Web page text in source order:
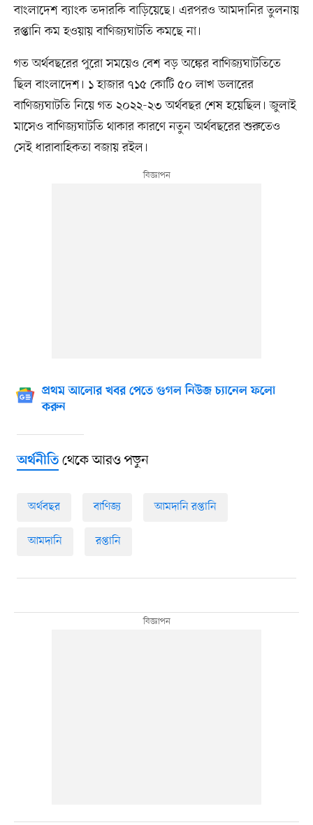
বাংলাদেশ ব্যাংক তদারকি বাড়িয়েছে। এরপরও আমদানির তুলনায়
রপ্তানি কম হওয়ায় বাণিজ্যঘাটতি কমছে না।
গত অর্থবছরের পুরো সময়েও বেশ বড় অঙ্কের বাণিজ্যঘাটতিতে
ছিল বাংলাদেশ। ১ হাজার ৭১৫ কোটি ৫০ লাখ ডলারের
বাণিজ্যঘাটতি নিয়ে গত ২০২২-২৩ অর্থবছর শেষ হয়েছিল। জুলাই
মাসেও বাণিজ্যঘাটতি থাকার কারণে নতুন অর্থবছরের শুরুতেও
সেই ধারাবাহিকতা বজায় রইল।
প্রথম আলোর খবর পেতে গুগল নিউজ চ্যানেল ফলো
করুন
অর্থনীতিথেকে আরও পড়ুন
অর্থবছর বাণিজ্য আমদানি রপ্তানি
আমদানি রপ্তানি